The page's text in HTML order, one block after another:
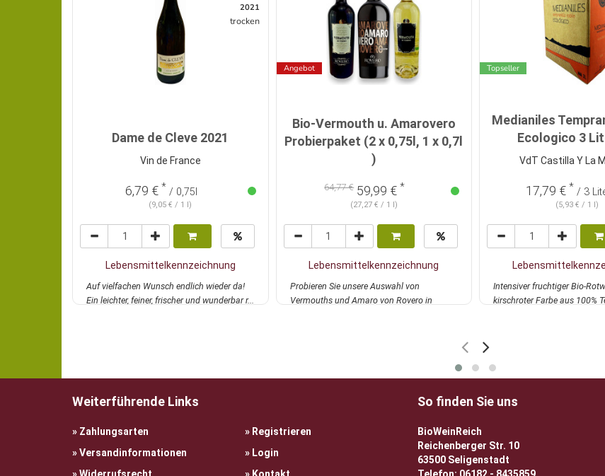
2021
trocken
Dame de Cleve 2021
Vin de France
6,79 € * / 0,75l
(9,05 € / 1 l)
Lebensmittelkennzeichnung
Auf vielfachen Wunsch endlich wieder da!
Ein leichter, feiner, frischer und wunderbar r...
Angebot
Bio-Vermouth u. Amarovero
Probierpaket (2 x 0,75l, 1 x 0,7l
)
64,77 €59,99 € *
(27,27 € / 1 l)
Lebensmittelkennzeichnung
Probieren Sie unsere Auswahl von
Vermouths und Amaro von Rovero in
Topseller
Medianiles
Ecologico 3
VdT Castilla Y La
17,79 € * / 3
(5,93 € / 1 l)
Intensiver fruchtiger Bio-
kirschroter Farbe aus 100%
Weiterführende Links
Zahlungsarten
Versandinformationen
Registrieren
Login
So finden Sie uns
BioWeinReich
Reichenberger Str. 10
63500 Seligenstadt